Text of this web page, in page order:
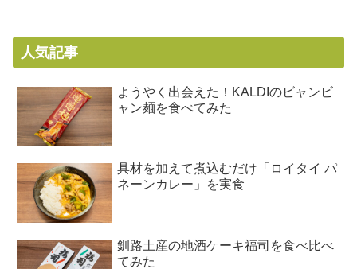
人気記事
ようやく出会えた！KALDIのビャンビ
ャン麺を食べてみた
具材を加えて煮込むだけ「ロイタイ パ
ネーンカレー」を実食
釧路土産の地酒ケーキ福司を食べ比べ
てみた